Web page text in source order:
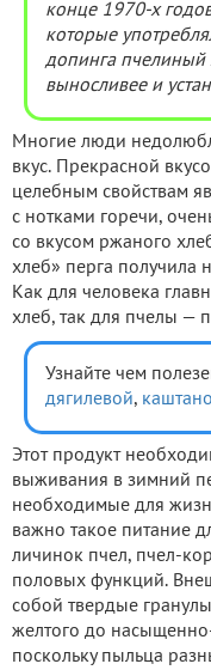
конце 1970-х
которые
допинга пчелиный
выносливее и
Многие люди
вкус. Прекрасной
целебным свойствам
с нотками горечи,
со вкусом ржаного
хлеб» перга получила
Как для человека
хлеб, так для пчелы —
Узнайте чем
дягилевой,
Этот продукт
выживания в зимний
необходимые для
важно такое питание
личинок пчел, пчел-
половых функций.
собой твердые
желтого до
поскольку пыльца